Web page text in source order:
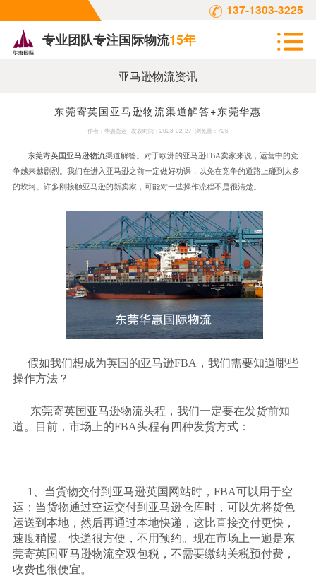
137-1303-3225
专业团队专注国际物流15年
亚马逊物流资讯
东莞寄英国亚马逊物流渠道解答+东莞华惠
作者： 华惠货运 发表时间： 2023-02-27 浏览量：726
东莞寄英国亚马逊物流渠道解答。对于欧洲的亚马逊FBA卖家来说，运营中的竞
争越来越剧烈。我们在进入亚马逊之前一定做好功课，以免在竞争的道路上碰到太多
的坎坷。许多刚接触亚马逊的新卖家，可能对一些操作流程不是很清楚。
假如我们想成为英国的亚马逊FBA，我们需要知道哪些
操作方法？
东莞寄英国亚马逊物流头程，我们一定要在发货前知
道。目前，市场上的FBA头程有四种发货方式：
1、当货物交付到亚马逊英国网站时，FBA可以用于空
运；当货物通过空运交付到亚马逊仓库时，可以先将货色
运送到本地，然后再通过本地快递，这比直接交付更快，
速度稍慢。快递很方便，不用预约。现在市场上一遍是东
莞寄英国亚马逊物流空双包税，不需要缴纳关税预付费，
收费也很便宜。